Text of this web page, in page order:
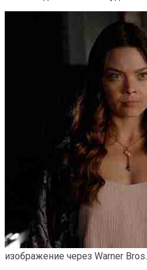
изображение через Warner Bros.